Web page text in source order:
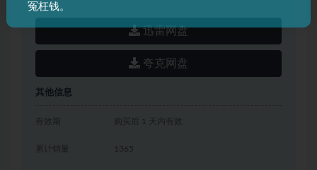
迅雷网盘
夸克网盘
其他信息
有效期 购买后 1 天内有效
累计销量 1365
冤枉钱。